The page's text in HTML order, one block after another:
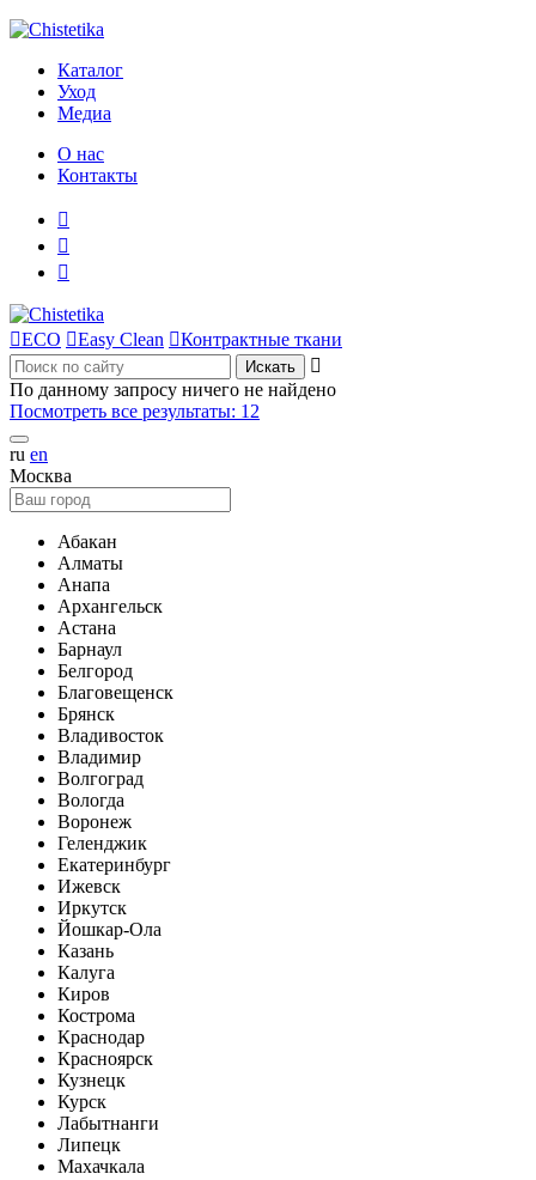
Каталог
Уход
Медиа
О нас
Контакты



ECO Easy Clean Контрактные ткани

По данному запросу ничего не найдено
Посмотреть все результаты: 12
ru en
Москва
Абакан
Алматы
Анапа
Архангельск
Астана
Барнаул
Белгород
Благовещенск
Брянск
Владивосток
Владимир
Волгоград
Вологда
Воронеж
Геленджик
Екатеринбург
Ижевск
Иркутск
Йошкар-Ола
Казань
Калуга
Киров
Кострома
Краснодар
Красноярск
Кузнецк
Курск
Лабытнанги
Липецк
Махачкала